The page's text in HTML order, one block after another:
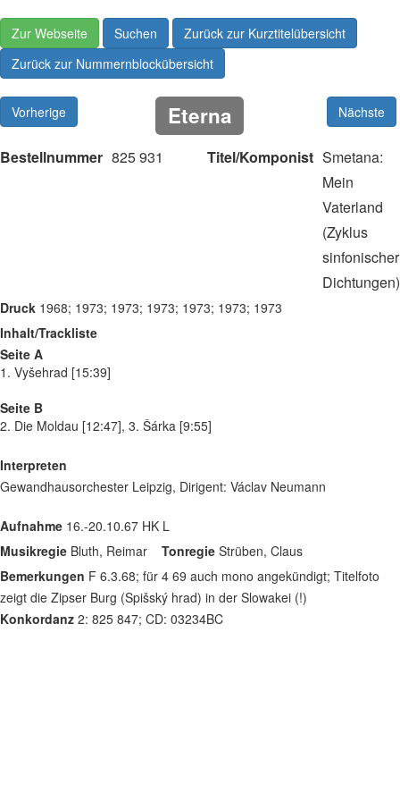
Zur Webseite Suchen
Zurück zur Kurztitelübersicht
Zurück zur Nummernblockübersicht
Vorherige Eterna Nächste
Bestellnummer 825 931 Titel/Komponist Smetana:
Mein
Vaterland
(Zyklus
sinfonischer
Dichtungen)
Druck 1968; 1973; 1973; 1973; 1973; 1973; 1973
Inhalt/Trackliste
Seite A
1. Vyšehrad [15:39]
Seite B
2. Die Moldau [12:47], 3. Šárka [9:55]
Interpreten
Gewandhausorchester Leipzig, Dirigent: Václav Neumann
Aufnahme 16.-20.10.67 HK L
Musikregie Bluth, Reimar Tonregie Strüben, Claus
Bemerkungen F 6.3.68; für 4 69 auch mono angekündigt; Titelfoto
zeigt die Zipser Burg (Spišský hrad) in der Slowakei (!)
Konkordanz 2: 825 847; CD: 03234BC